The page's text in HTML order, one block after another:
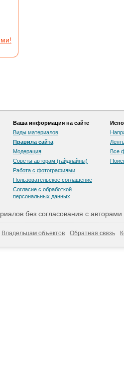
Ваша информация на сайте
Виды материалов
Правила сайта
Модерация
Советы авторам (гайдлайны)
Работа с фотографиями
Пользовательскоe соглашение
Согласие с обработкой
персональных данных
Все
без согласования с
Владельцам объектов Обратная связь